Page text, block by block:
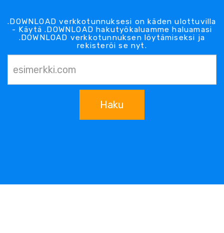
.DOWNLOAD verkkotunnuksesi on käden ulottuvilla
- Käytä .DOWNLOAD hakutyökaluamme haluamasi
.DOWNLOAD verkkotunnuksen löytämiseksi ja
rekisteröi se nyt.
Haku